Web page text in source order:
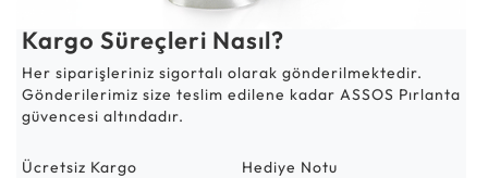
Kargo Süreçleri Nasıl?
Her siparişleriniz sigortalı olarak gönderilmektedir.
Gönderilerimiz size teslim edilene kadar ASSOS Pırlanta
güvencesi altındadır.
Ücretsiz Kargo Hediye Notu